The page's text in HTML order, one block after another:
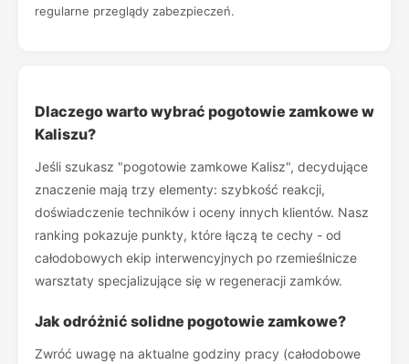
regularne przeglądy zabezpieczeń.
Dlaczego warto wybrać pogotowie zamkowe w
Kaliszu?
Jeśli szukasz "pogotowie zamkowe Kalisz", decydujące
znaczenie mają trzy elementy: szybkość reakcji,
doświadczenie techników i oceny innych klientów. Nasz
ranking pokazuje punkty, które łączą te cechy - od
całodobowych ekip interwencyjnych po rzemieślnicze
warsztaty specjalizujące się w regeneracji zamków.
Jak odróżnić solidne pogotowie zamkowe?
Zwróć uwagę na aktualne godziny pracy (całodobowe